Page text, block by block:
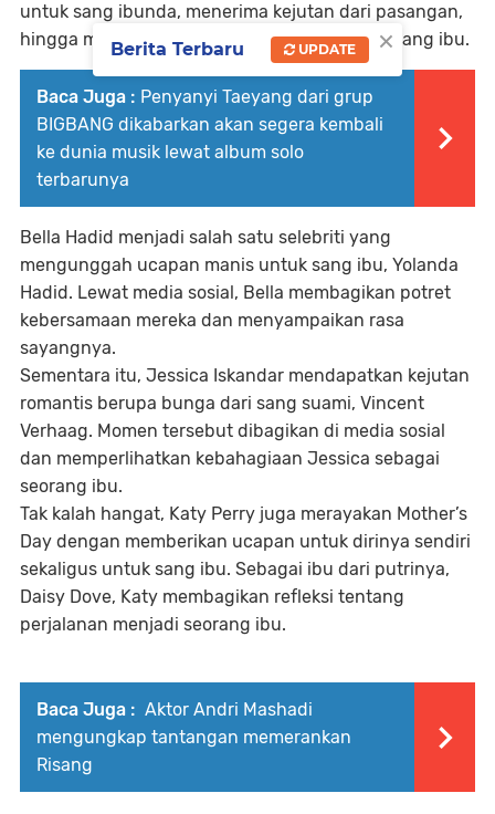
untuk sang ibunda, menerima kejutan dari pasangan,
hingga merayakan peran mereka sebagai seorang ibu.
Baca Juga : Penyanyi Taeyang dari grup
BIGBANG dikabarkan akan segera kembali
ke dunia musik lewat album solo
terbarunya
Bella Hadid menjadi salah satu selebriti yang
mengunggah ucapan manis untuk sang ibu, Yolanda
Hadid. Lewat media sosial, Bella membagikan potret
kebersamaan mereka dan menyampaikan rasa
sayangnya.
Sementara itu, Jessica Iskandar mendapatkan kejutan
romantis berupa bunga dari sang suami, Vincent
Verhaag. Momen tersebut dibagikan di media sosial
dan memperlihatkan kebahagiaan Jessica sebagai
seorang ibu.
Tak kalah hangat, Katy Perry juga merayakan Mother’s
Day dengan memberikan ucapan untuk dirinya sendiri
sekaligus untuk sang ibu. Sebagai ibu dari putrinya,
Daisy Dove, Katy membagikan refleksi tentang
perjalanan menjadi seorang ibu.
Baca Juga : Aktor Andri Mashadi
mengungkap tantangan memerankan
Risang
×
Berita Terbaru UPDATE